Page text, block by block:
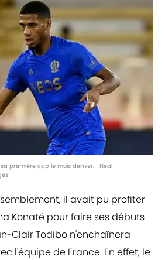
première cap le mois dernier. | Neal
il avait pu profiter
Konaté pour faire ses débuts
Clair Todibo n'enchaînera
l'équipe de France. En effet, le